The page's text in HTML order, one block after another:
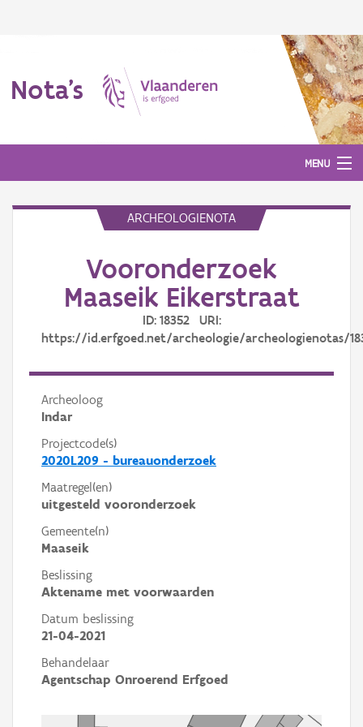
Nota's
MENU
ARCHEOLOGIENOTA
Vooronderzoek
Maaseik Eikerstraat
ID: 18352 URI:
https://id.erfgoed.net/archeologie/archeologienotas/
Archeoloog
Indar
Projectcode(s)
2020L209 - bureauonderzoek
Maatregel(en)
uitgesteld vooronderzoek
Gemeente(n)
Maaseik
Beslissing
Aktename met voorwaarden
Datum beslissing
21-04-2021
Behandelaar
Agentschap Onroerend Erfgoed